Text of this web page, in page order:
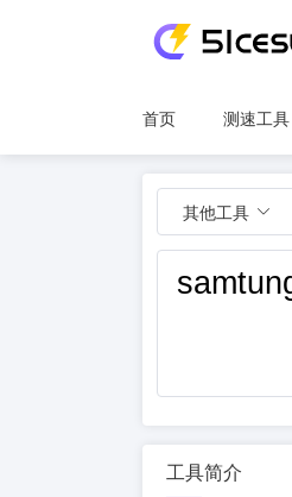
首页 测速工具
其他工具
工具简介